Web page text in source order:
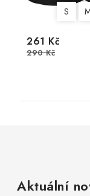
S
261 Kč
290 Kč
Aktuální